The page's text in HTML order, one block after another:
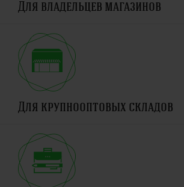
Для владельцев магазинов
Для крупнооптовых складов